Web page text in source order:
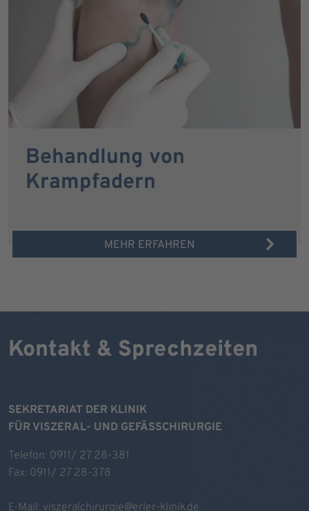
Behandlung von
Krampfadern
MEHR ERFAHREN
Kontakt & Sprechzeiten
SEKRETARIAT DER KLINIK
FÜR VISZERAL- UND GEFÄSSCHIRURGIE
Telefon: 0911/ 27 28-381
Fax: 0911/ 27 28-378
E-Mail: viszeralchirurgie@erler-klinik.de